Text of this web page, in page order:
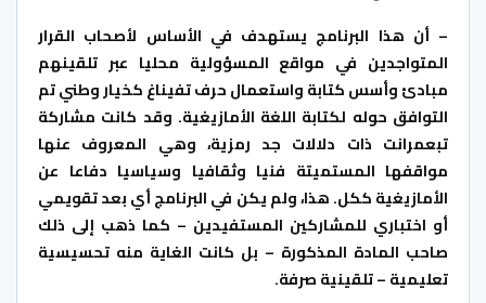
– أن هذا البرنامج يستهدف في الأساس لأصحاب القرار
المتواجدين في مواقع المسؤولية محليا عبر تلقينهم
مبادئ وأسس كتابة واستعمال حرف تفيناغ كخيار وطني تم
التوافق حوله لكتابة اللغة الأمازيغية. وقد كانت مشاركة
تبعمرانت ذات دلالات جد رمزية، وهي المعروف عنها
مواقفها المستميتة فنيا وثقافيا وسياسيا دفاعا عن
الأمازيغية ككل. هذا، ولم يكن في البرنامج أي بعد تقويمي
أو اختباري للمشاركين المستفيدين – كما ذهب إلى ذلك
صاحب المادة المذكورة – بل كانت الغاية منه تحسيسية
تعليمية – تلقينية صرفة.